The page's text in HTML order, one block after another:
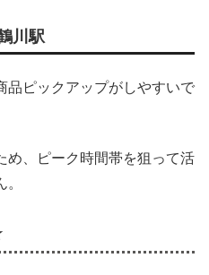
川駅
品ピックアップがしやすいで
め、ピーク時間帯を狙って活